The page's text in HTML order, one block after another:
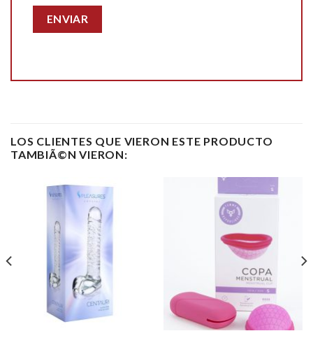
LOS CLIENTES QUE VIERON ESTE PRODUCTO
TAMBIÃ©N VIERON: